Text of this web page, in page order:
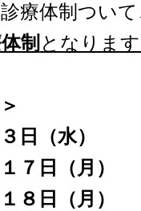
療体制ついて
制 となります
日（水）
７日（月）
８日（月）